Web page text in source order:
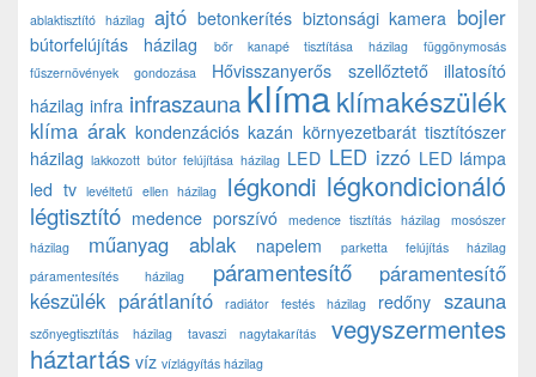
ablaktisztító házilag ajtó betonkerítés biztonsági kamera bojler
bútorfelújítás házilag bőr kanapé tisztítása házilag
függönymosás
fűszernövények gondozása
Hővisszanyerős szellőztető
illatosító
házilag infra infraszauna klímaklímakészülék
klíma árak kondenzációs kazán környezetbarát tisztítószer
házilag lakkozott bútor felújítása házilag LED LED izzó LED lámpa
led tv levéltetű ellen házilag légkondi légkondicionáló
légtisztító medence porszívó medence tisztítás házilag
mosószer
házilag
műanyag ablak napelem
parketta felújítás házilag
páramentesítés házilag
páramentesítő
páramentesítő
készülék párátlanító radiátor festés házilag redőny szauna
szőnyegtisztítás házilag tavaszi nagytakarítás
vegyszermentes
háztartás víz vízlágyítás házilag